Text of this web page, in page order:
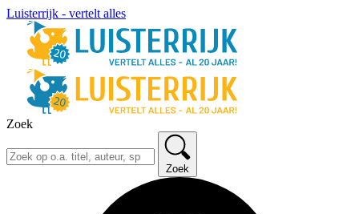
Luisterrijk - vertelt alles
Zoek
Zoek